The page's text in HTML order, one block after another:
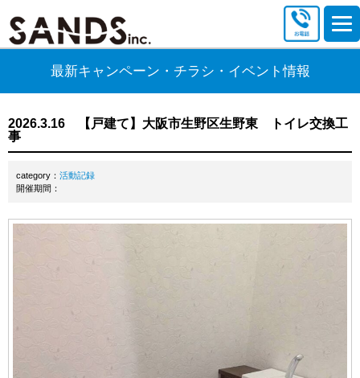
最新キャンペーン・チラシ・イベント情報
2026.3.16 【戸建て】大阪市生野区生野東 トイレ交換工
事
category： 活動記録
開催期間：